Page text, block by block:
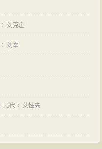
：刘克庄
：刘宰
元代 ： 艾性夫